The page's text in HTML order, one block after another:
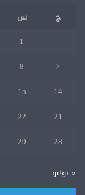
ج
س
1
7
8
14
15
21
22
28
29
« يوليو